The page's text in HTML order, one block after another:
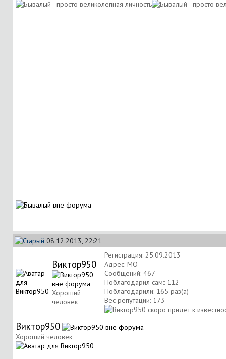
08.12.2013, 22:21
Виктор950
Хороший
человек
Регистрация: 25.09.2013
Адрес: МО
Сообщений: 467
Поблагодарил сам:: 112
Поблагодарили: 165 раз(а)
Вес репутации: 173
Виктор950
Хороший человек